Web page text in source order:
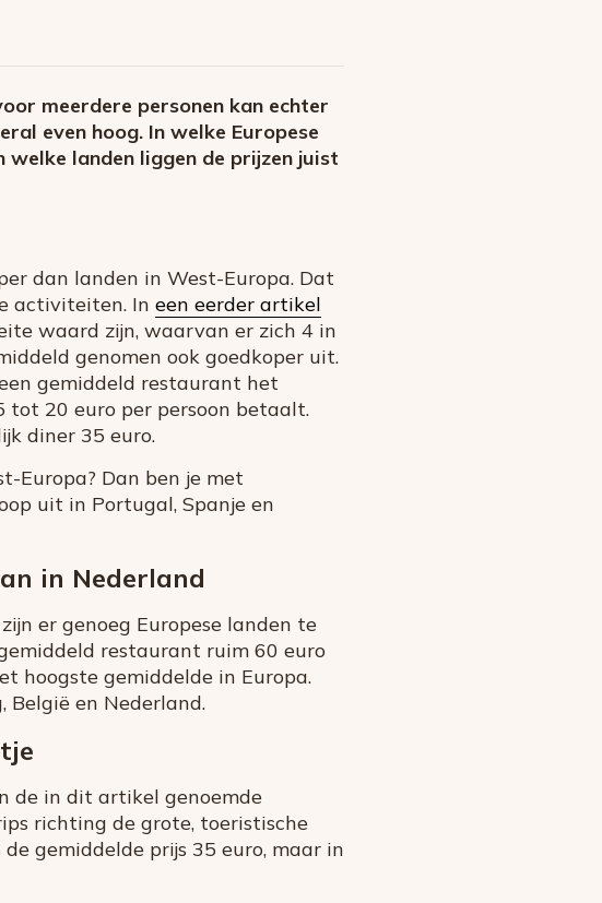
meerdere personen kan echter
even hoog. In welke Europese
welke landen liggen de prijzen juist
dan landen in West-Europa. Dat
activiteiten. In een eerder artikel
waard zijn, waarvan er zich 4 in
genomen ook goedkoper uit.
gemiddeld restaurant het
tot 20 euro per persoon betaalt.
diner 35 euro.
Europa? Dan ben je met
uit in Portugal, Spanje en
in Nederland
er genoeg Europese landen te
restaurant ruim 60 euro
hoogste gemiddelde in Europa.
België en Nederland.
de in dit artikel genoemde
richting de grote, toeristische
gemiddelde prijs 35 euro, maar in